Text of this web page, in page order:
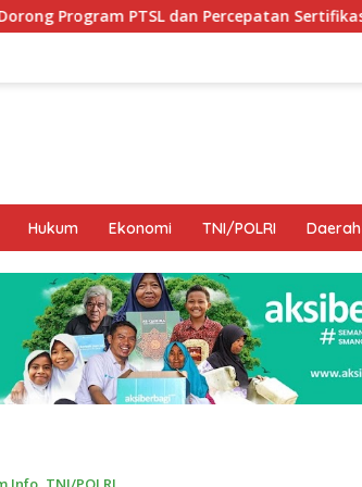
Percepatan Sertifikasi Tanah Wakaf
Hukum Ekonomi TNI/POLRI Daerah